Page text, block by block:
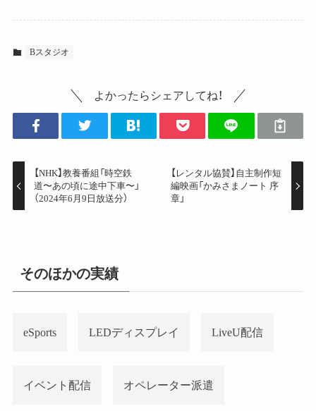
Bスタジオ
よかったらシェアしてね！
【NHK】教養番組「時空鉄
道〜あの頃に途中下車〜」
（2024年6月9日放送分）
【レンタル協賛】自主制作短
編映画「かみさまノート 序
章」
そのほかの実績
eSports LEDディスプレイ LiveU配信
イベント配信 オペレーター派遣